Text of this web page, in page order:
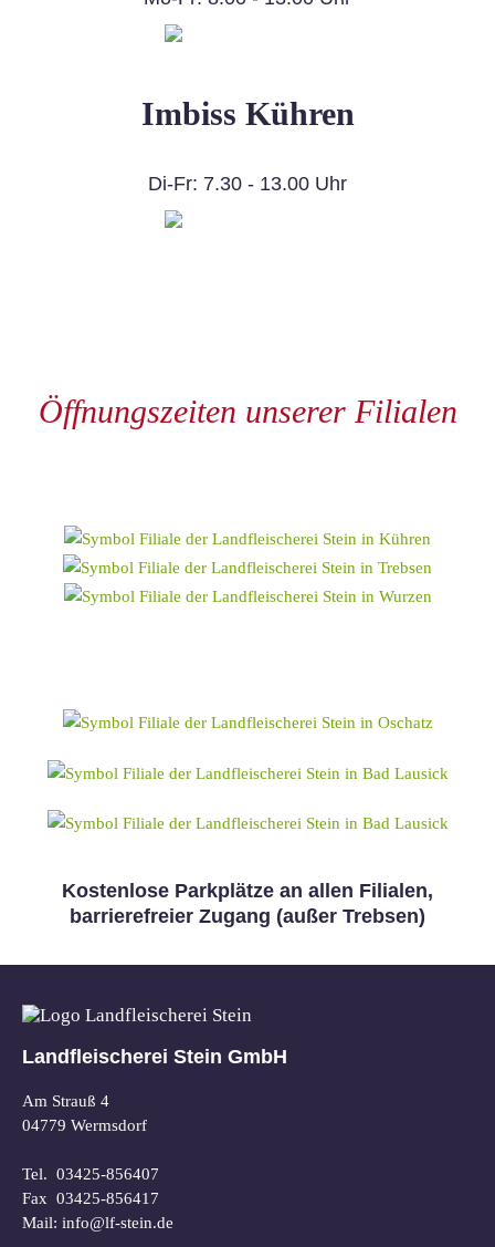
Imbiss Kühren
Di-Fr: 7.30 - 13.00 Uhr
Öffnungszeiten unserer Filialen
Kostenlose Parkplätze an allen Filialen,
barrierefreier Zugang (außer Trebsen)
Landfleischerei Stein GmbH
Am Strauß 4
04779 Wermsdorf
Tel. 03425-856407
Fax 03425-856417
Mail: info@lf-stein.de